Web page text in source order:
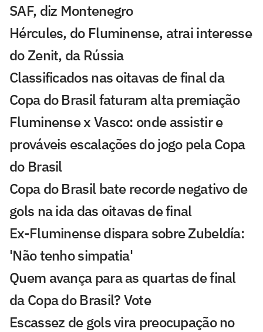
SAF, diz Montenegro
Hércules, do Fluminense, atrai interesse
do Zenit, da Rússia
Classificados nas oitavas de final da
Copa do Brasil faturam alta premiação
Fluminense x Vasco: onde assistir e
prováveis escalações do jogo pela Copa
do Brasil
Copa do Brasil bate recorde negativo de
gols na ida das oitavas de final
Ex-Fluminense dispara sobre Zubeldía:
'Não tenho simpatia'
Quem avança para as quartas de final
da Copa do Brasil? Vote
Escassez de gols vira preocupação no